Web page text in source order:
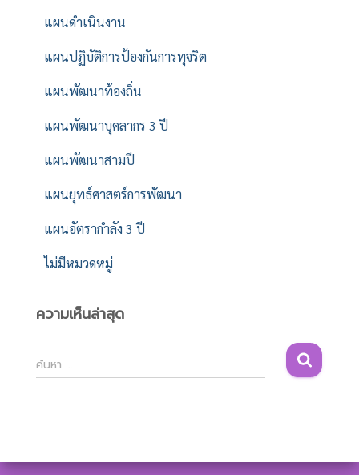
แผนดำเนินงาน
แผนปฏิบัติการป้องกันการทุจริต
แผนพัฒนาท้องถิ่น
แผนพัฒนาบุคลากร 3 ปี
แผนพัฒนาสามปี
แผนยุทธ์ศาสตร์การพัฒนา
แผนอัตรากำลัง 3 ปี
ไม่มีหมวดหมู่
ความเห็นล่าสุด
ค้
น
ห
ค้นหา …